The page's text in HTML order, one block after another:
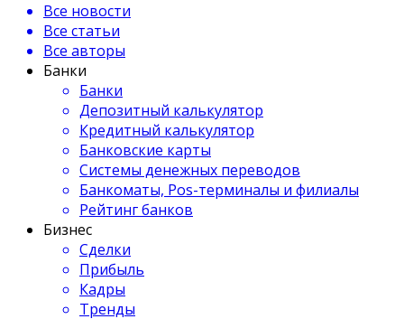
Все новости
Все статьи
Все авторы
Банки
Банки
Депозитный калькулятор
Кредитный калькулятор
Банковские карты
Системы денежных переводов
Банкоматы, Pos-терминалы и филиалы
Рейтинг банков
Бизнес
Сделки
Прибыль
Кадры
Тренды